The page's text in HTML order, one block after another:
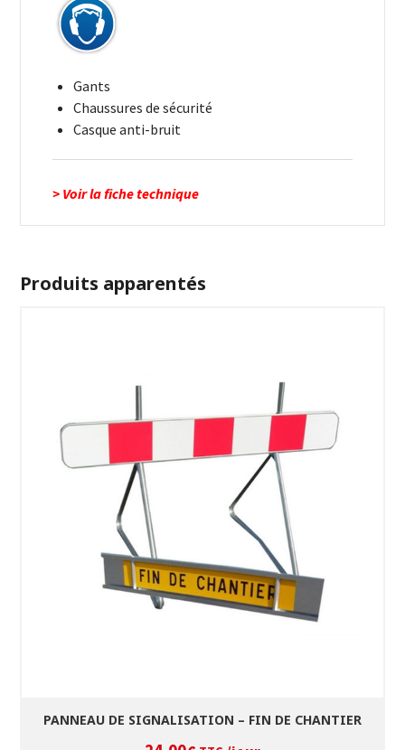
Gants
Chaussures de sécurité
Casque anti-bruit
> Voir la fiche technique
Produits apparentés
SÉLECTIONNEZ LES DATES
VOIR LE PRODUIT
PANNEAU DE SIGNALISATION – FIN DE CHANTIER